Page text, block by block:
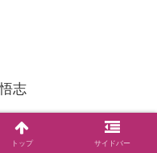
志
川朝晴
トップ サイドバー